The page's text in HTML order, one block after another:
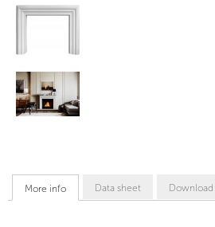
More info Data sheet Download